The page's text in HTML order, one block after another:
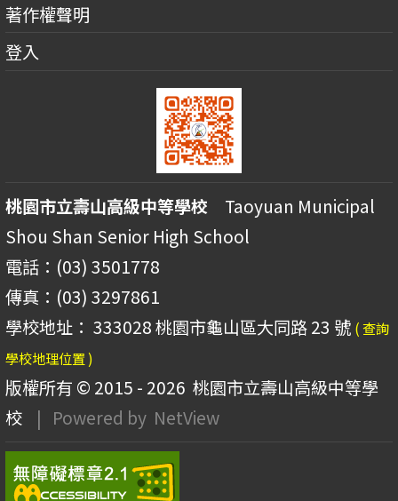
著作權聲明
登入
桃園市立壽山高級中等學校 Taoyuan Municipal
Shou Shan Senior High School
電話：(03) 3501778
傳真：(03) 3297861
學校地址： 333028 桃園市龜山區大同路 23 號 ( 查詢
學校地理位置 )
版權所有 © 2015 - 2026 桃園市立壽山高級中等學
校
| Powered by NetView